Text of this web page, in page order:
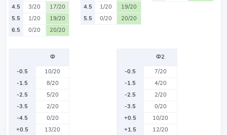
4.5
3/20
17/20
5.5
1/20
19/20
6.5
0/20 20/20
4.5
1/20
19/20
5.5
0/20 20/20
Ф
-0.5
10/20
-1.5
8/20
-2.5
5/20
-3.5
2/20
-4.5
0/20
+0.5
13/20
Ф2
-0.5
7/20
-1.5
4/20
-2.5
2/20
-3.5
0/20
+0.5
10/20
+1.5
12/20